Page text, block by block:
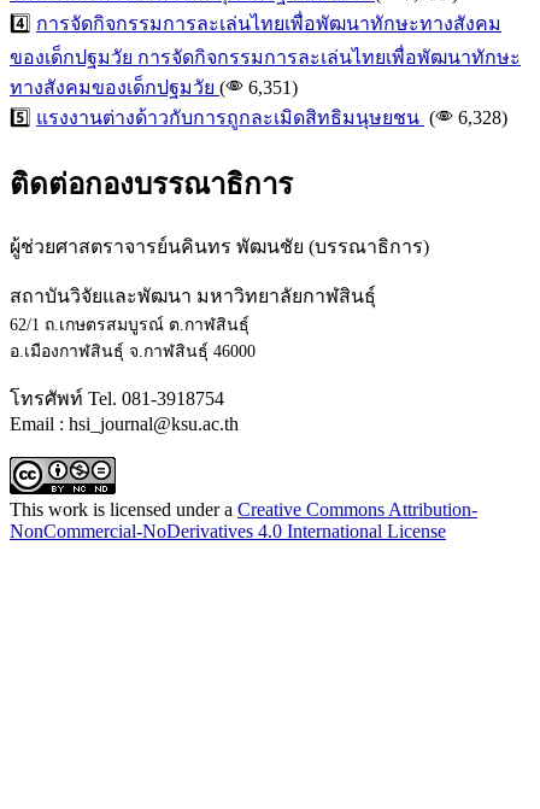
4️⃣ การจัดกิจกรรมการละเล่นไทยเพื่อพัฒนาทักษะทางสังคม
ของเด็กปฐมวัย การจัดกิจกรรมการละเล่นไทยเพื่อพัฒนาทักษะ
ทางสังคมของเด็กปฐมวัย (
6,351)
5️⃣ แรงงานต่างด้าวกับการถูกละเมิดสิทธิมนุษยชน ( 6,328)
ติดต่อกองบรรณาธิการ
ผู้ช่วยศาสตราจารย์นคินทร พัฒนชัย (บรรณาธิการ)
สถาบันวิจัยและพัฒนา มหาวิทยาลัยกาฬสินธุ์
62/1 ถ.เกษตรสมบูรณ์ ต.กาฬสินธุ์
อ.เมืองกาฬสินธุ์ จ.กาฬสินธุ์ 46000
โทรศัพท์ Tel. 081-3918754
Email : hsi_journal@ksu.ac.th
This work is licensed under a Creative Commons Attribution-
NonCommercial-NoDerivatives 4.0 International License